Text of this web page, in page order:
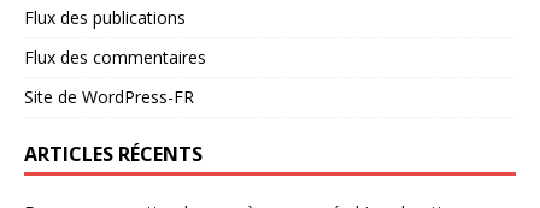
Flux des publications
Flux des commentaires
Site de WordPress-FR
ARTICLES RÉCENTS